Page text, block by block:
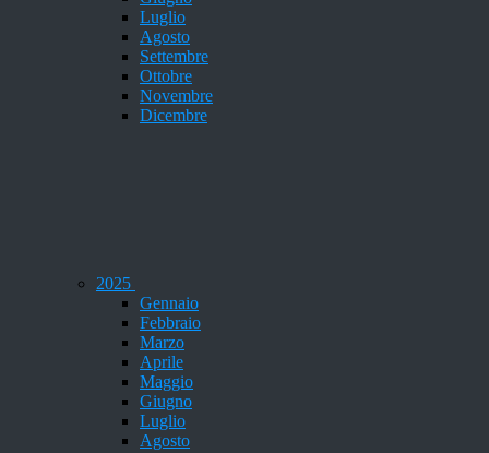
Luglio
Agosto
Settembre
Ottobre
Novembre
Dicembre
2025
Gennaio
Febbraio
Marzo
Aprile
Maggio
Giugno
Luglio
Agosto